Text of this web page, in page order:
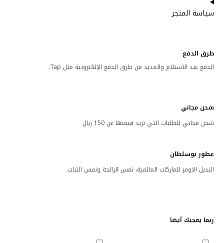
سياسة المتجر
طرق الدفع
الدفع عند الاستلام والعديد من طرق الدفع الإلكترونية مثل Tap.
شحن مجاني
شحن مجاني للطلبات التي تزيد قيمتها عن 150 ريال
عطور بوسلطان
البديل الاوفر للماركات العالمية، نفس الرائحة ونفس الثبات.
ربما يعجبك أيضا